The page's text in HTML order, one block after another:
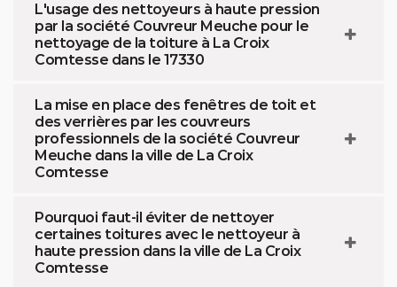
L'usage des nettoyeurs à haute pression
par la société Couvreur Meuche pour le
nettoyage de la toiture à La Croix
Comtesse dans le 17330
La mise en place des fenêtres de toit et
des verrières par les couvreurs
professionnels de la société Couvreur
Meuche dans la ville de La Croix
Comtesse
Pourquoi faut-il éviter de nettoyer
certaines toitures avec le nettoyeur à
haute pression dans la ville de La Croix
Comtesse